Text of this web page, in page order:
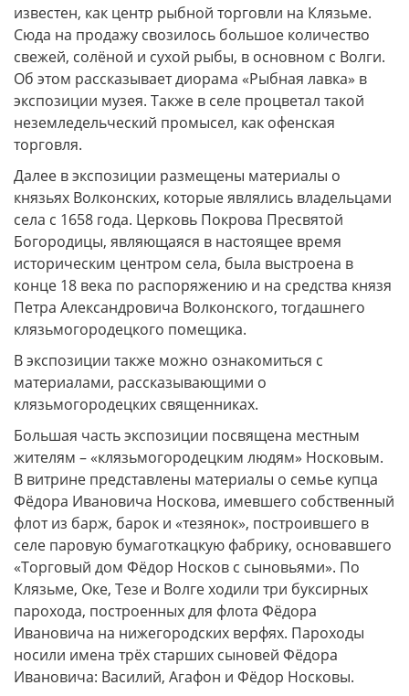
известен, как центр рыбной торговли на Клязьме.
Сюда на продажу свозилось большое количество
свежей, солёной и сухой рыбы, в основном с Волги.
Об этом рассказывает диорама «Рыбная лавка» в
экспозиции музея. Также в селе процветал такой
неземледельческий промысел, как офенская
торговля.
Далее в экспозиции размещены материалы о
князьях Волконских, которые являлись владельцами
села с 1658 года. Церковь Покрова Пресвятой
Богородицы, являющаяся в настоящее время
историческим центром села, была выстроена в
конце 18 века по распоряжению и на средства князя
Петра Александровича Волконского, тогдашнего
клязьмогородецкого помещика.
В экспозиции также можно ознакомиться с
материалами, рассказывающими о
клязьмогородецких священниках.
Большая часть экспозиции посвящена местным
жителям – «клязьмогородецким людям» Носковым.
В витрине представлены материалы о семье купца
Фёдора Ивановича Носкова, имевшего собственный
флот из барж, барок и «тезянок», построившего в
селе паровую бумаготкацкую фабрику, основавшего
«Торговый дом Фёдор Носков с сыновьями». По
Клязьме, Оке, Тезе и Волге ходили три буксирных
парохода, построенных для флота Фёдора
Ивановича на нижегородских верфях. Пароходы
носили имена трёх старших сыновей Фёдора
Ивановича: Василий, Агафон и Фёдор Носковы.